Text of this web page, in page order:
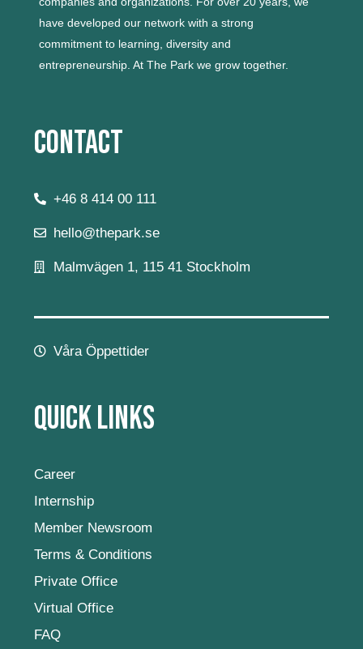
have developed our network with a strong
commitment to learning, diversity and
entrepreneurship. At The Park we grow together.
Contact
+46 8 414 00 111
hello@thepark.se
Malmvägen 1, 115 41 Stockholm
Våra Öppettider
Quick Links
Career
Internship
Member Newsroom
Terms & Conditions
Private Office
Virtual Office
FAQ